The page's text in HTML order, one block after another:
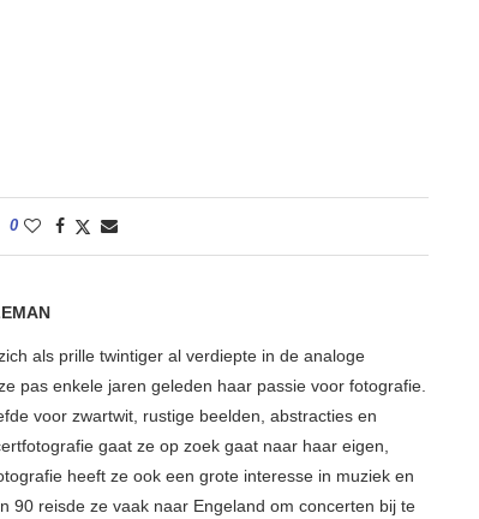
0
als prille twintiger al verdiepte in de analoge
pas enkele jaren geleden haar passie voor fotografie.
voor zwartwit, rustige beelden, abstracties en
gaat ze op zoek gaat naar haar eigen,
heeft ze ook een grote interesse in muziek en
90 reisde ze vaak naar Engeland om concerten bij te